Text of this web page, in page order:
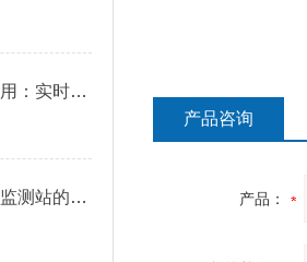
云境天合景区气象站的作用：实时展示负氧离子浓度，提升游客舒适度
云境天合一体化负氧离子监测站的功能：可自定义添加歌曲，亦可超标语音播报
产品咨询
产品：